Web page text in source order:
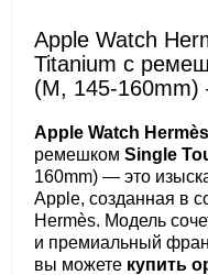
Apple Watch
Titanium с
(M, 145-
Apple Watch
ремешком Single
160mm) — это
Apple, созданная в
Hermès. Модель
и премиальный
вы можете купить